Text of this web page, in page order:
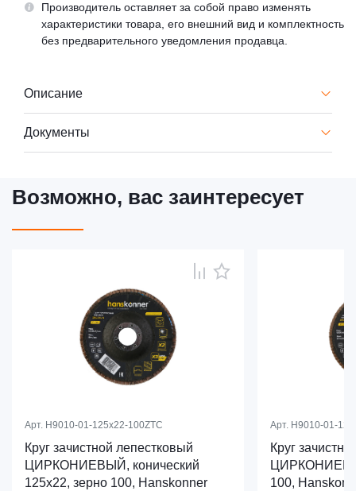
Производитель оставляет за собой право изменять
характеристики товара, его внешний вид и комплектность
без предварительного уведомления продавца.
Описание
Документы
Возможно, вас заинтересует
Арт. H9010-01-125x22-100ZTC
Круг зачистной лепестковый
ЦИРКОНИЕВЫЙ, конический
125х22, зерно 100, Hanskonner
Арт. H9010-01-
Круг
100,